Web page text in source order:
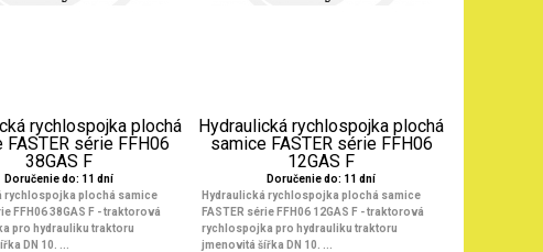
rychlospojka plochá
FASTER série FFH06
38GAS F
Doručenie do: 11 dní
rychlospojka plochá samice
FFH06 38GAS F - traktorová
pro hydrauliku traktoru
DN 10. ...
Hydraulická rychlospojka plochá
samice FASTER série FFH06
12GAS F
Doručenie do: 11 dní
Hydraulická rychlospojka plochá samice
FASTER série FFH06 12GAS F - traktorová
rychlospojka pro hydrauliku traktoru
jmenovitá šířka DN 10. ...